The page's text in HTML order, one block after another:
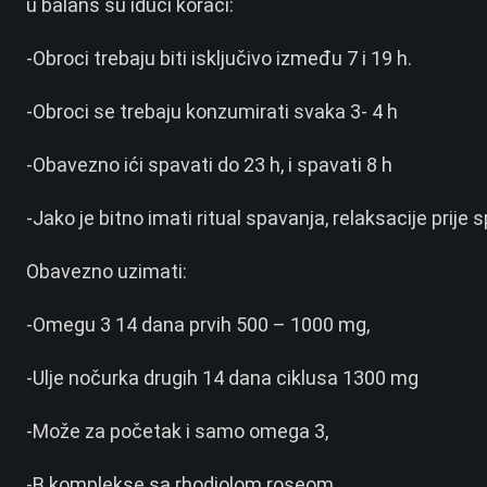
-Obroci trebaju biti isključivo između 7 i 19 h.
-Obroci se trebaju konzumirati svaka 3- 4 h
-Obavezno ići spavati do 23 h, i spavati 8 h
-Jako je bitno imati ritual spavanja, relaksacije prije
Obavezno uzimati:
-Omegu 3 14 dana prvih 500 – 1000 mg,
-Ulje nočurka drugih 14 dana ciklusa 1300 mg
-Može za početak i samo omega 3,